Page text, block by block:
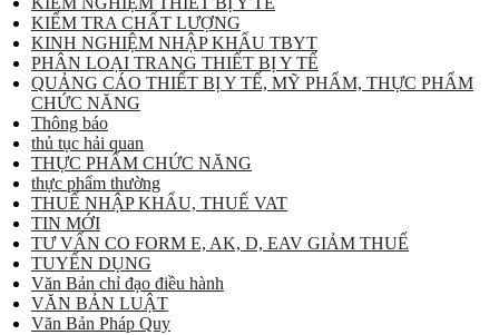
KIỂM TRA CHẤT LƯỢNG
KINH NGHIỆM NHẬP KHẨU TBYT
PHÂN LOẠI TRANG THIẾT BỊ Y TẾ
QUẢNG CÁO THIẾT BỊ Y TẾ, MỸ PHẨM, THỰC PHẨM
CHỨC NĂNG
Thông báo
thủ tục hải quan
THỰC PHẨM CHỨC NĂNG
thực phẩm thường
THUẾ NHẬP KHẨU, THUẾ VAT
TIN MỚI
TƯ VẤN CO FORM E, AK, D, EAV GIẢM THUẾ
TUYỂN DỤNG
Văn Bản chỉ đạo điều hành
VĂN BẢN LUẬT
Văn Bản Pháp Quy